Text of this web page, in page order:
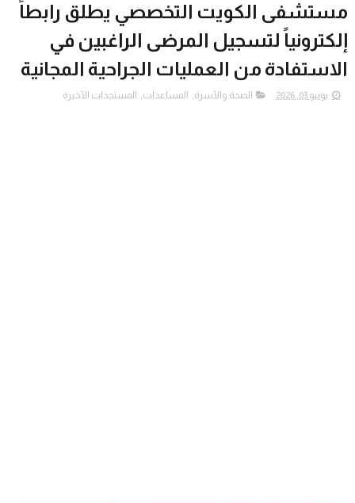
مستشفى الكويت التخصصي يطلق رابطاً
إلكترونياً لتسجيل المرضى الراغبين في
الاستفادة من العمليات الجراحية المجانية
يونيو 03, 2026 الصحة والأسرة, المساعدات, المستجدات الأخيرة